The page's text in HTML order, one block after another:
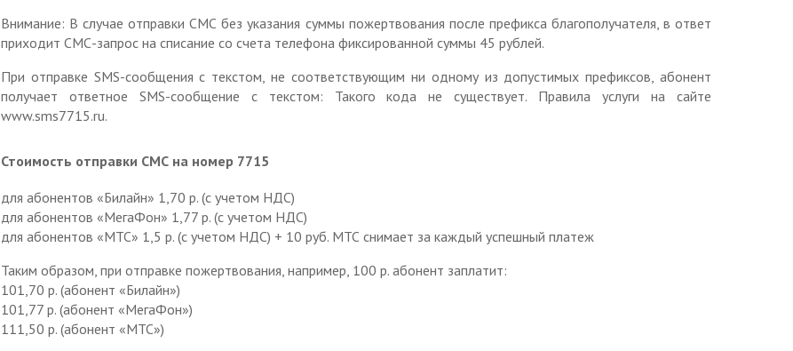
Внимание: В случае отправки СМС без указания суммы пожертвования после префикса благополучателя, в ответ
приходит СМС-запрос на списание со счета телефона фиксированной суммы 45 рублей.
При отправке SMS-сообщения с текстом, не соответствующим ни одному из допустимых префиксов, абонент
получает ответное SMS-сообщение с текстом: Такого кода не существует. Правила услуги на сайте
www.sms7715.ru.
Стоимость отправки СМС на номер 7715
для абонентов «Билайн» 1,70 р. (с учетом НДС)
для абонентов «МегаФон» 1,77 р. (с учетом НДС)
для абонентов «МТС» 1,5 р. (с учетом НДС) + 10 руб. МТС снимает за каждый успешный платеж
Таким образом, при отправке пожертвования, например, 100 р. абонент заплатит:
101,70 р. (абонент «Билайн»)
101,77 р. (абонент «МегаФон»)
111,50 р. (абонент «МТС»)